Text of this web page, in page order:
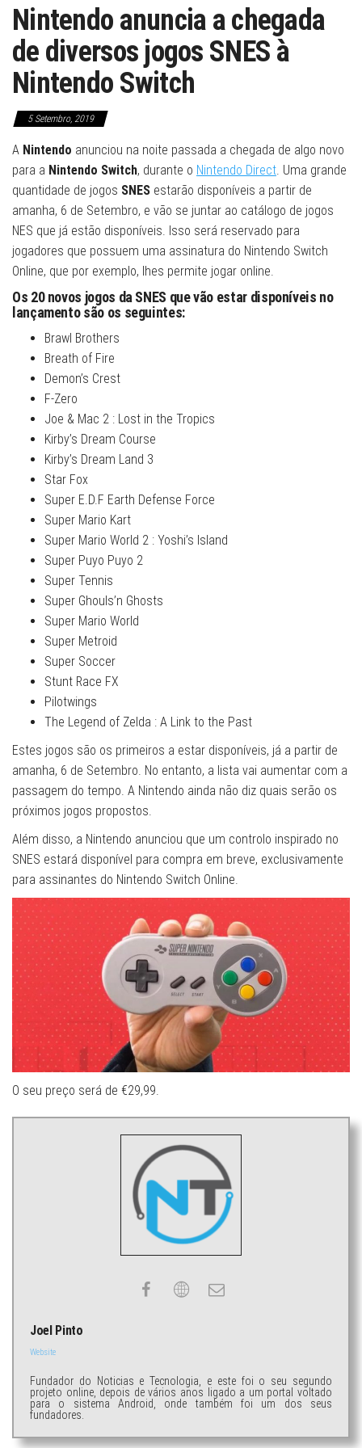
Nintendo anuncia a chegada
de diversos jogos SNES à
Nintendo Switch
5 Setembro, 2019
A Nintendo anunciou na noite passada a chegada de algo novo
para a Nintendo Switch, durante o Nintendo Direct. Uma grande
quantidade de jogos SNES estarão disponíveis a partir de
amanha, 6 de Setembro, e vão se juntar ao catálogo de jogos
NES que já estão disponíveis. Isso será reservado para
jogadores que possuem uma assinatura do Nintendo Switch
Online, que por exemplo, lhes permite jogar online.
Os 20 novos jogos da SNES que vão estar disponíveis no
lançamento são os seguintes:
Brawl Brothers
Breath of Fire
Demon’s Crest
F-Zero
Joe & Mac 2 : Lost in the Tropics
Kirby’s Dream Course
Kirby’s Dream Land 3
Star Fox
Super E.D.F Earth Defense Force
Super Mario Kart
Super Mario World 2 : Yoshi’s Island
Super Puyo Puyo 2
Super Tennis
Super Ghouls’n Ghosts
Super Mario World
Super Metroid
Super Soccer
Stunt Race FX
Pilotwings
The Legend of Zelda : A Link to the Past
Estes jogos são os primeiros a estar disponíveis, já a partir de
amanha, 6 de Setembro. No entanto, a lista vai aumentar com a
passagem do tempo. A Nintendo ainda não diz quais serão os
próximos jogos propostos.
Além disso, a Nintendo anunciou que um controlo inspirado no
SNES estará disponível para compra em breve, exclusivamente
para assinantes do Nintendo Switch Online.
O seu preço será de €29,99.
Joel Pinto
Website
Fundador do Noticias e Tecnologia, e este foi o seu segundo
projeto online, depois de vários anos ligado a um portal voltado
para o sistema Android, onde também foi um dos seus
fundadores.